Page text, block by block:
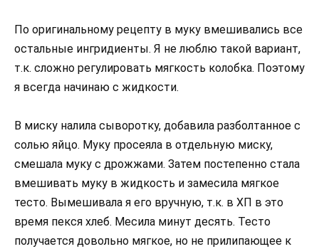
По оригинальному рецепту в муку вмешивались все
остальные ингридиенты. Я не люблю такой вариант,
т.к. сложно регулировать мягкость колобка. Поэтому
я всегда начинаю с жидкости.
В миску налила сыворотку, добавила разболтанное с
солью яйцо. Муку просеяла в отдельную миску,
смешала муку с дрожжами. Затем постепенно стала
вмешивать муку в жидкость и замесила мягкое
тесто. Вымешивала я его вручную, т.к. в ХП в это
время пекся хлеб. Месила минут десять. Тесто
получается довольно мягкое, но не прилипающее к